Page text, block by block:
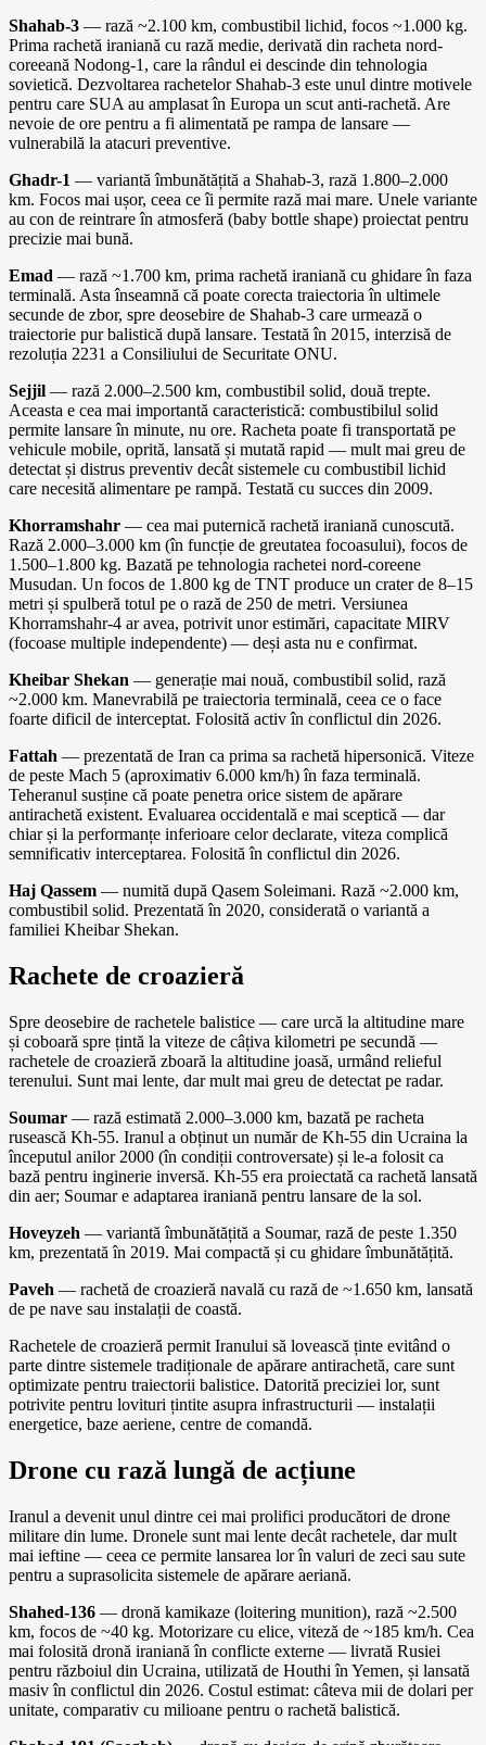
Shahab-3 — rază ~2.100 km, combustibil lichid, focos ~1.000 kg.
Prima rachetă iraniană cu rază medie, derivată din racheta nord-
coreeană Nodong-1, care la rândul ei descinde din tehnologia
sovietică. Dezvoltarea rachetelor Shahab-3 este unul dintre motivele
pentru care SUA au amplasat în Europa un scut anti-rachetă. Are
nevoie de ore pentru a fi alimentată pe rampa de lansare —
vulnerabilă la atacuri preventive.
Ghadr-1 — variantă îmbunătățită a Shahab-3, rază 1.800–2.000
km. Focos mai ușor, ceea ce îi permite rază mai mare. Unele variante
au con de reintrare în atmosferă (baby bottle shape) proiectat pentru
precizie mai bună.
Emad — rază ~1.700 km, prima rachetă iraniană cu ghidare în faza
terminală. Asta înseamnă că poate corecta traiectoria în ultimele
secunde de zbor, spre deosebire de Shahab-3 care urmează o
traiectorie pur balistică după lansare. Testată în 2015, interzisă de
rezoluția 2231 a Consiliului de Securitate ONU.
Sejjil — rază 2.000–2.500 km, combustibil solid, două trepte.
Aceasta e cea mai importantă caracteristică: combustibilul solid
permite lansare în minute, nu ore. Racheta poate fi transportată pe
vehicule mobile, oprită, lansată și mutată rapid — mult mai greu de
detectat și distrus preventiv decât sistemele cu combustibil lichid
care necesită alimentare pe rampă. Testată cu succes din 2009.
Khorramshahr — cea mai puternică rachetă iraniană cunoscută.
Rază 2.000–3.000 km (în funcție de greutatea focoasului), focos de
1.500–1.800 kg. Bazată pe tehnologia rachetei nord-coreene
Musudan. Un focos de 1.800 kg de TNT produce un crater de 8–15
metri și spulberă totul pe o rază de 250 de metri. Versiunea
Khorramshahr-4 ar avea, potrivit unor estimări, capacitate MIRV
(focoase multiple independente) — deși asta nu e confirmat.
Kheibar Shekan — generație mai nouă, combustibil solid, rază
~2.000 km. Manevrabilă pe traiectoria terminală, ceea ce o face
foarte dificil de interceptat. Folosită activ în conflictul din 2026.
Fattah — prezentată de Iran ca prima sa rachetă hipersonică. Viteze
de peste Mach 5 (aproximativ 6.000 km/h) în faza terminală.
Teheranul susține că poate penetra orice sistem de apărare
antirachetă existent. Evaluarea occidentală e mai sceptică — dar
chiar și la performanțe inferioare celor declarate, viteza complică
semnificativ interceptarea. Folosită în conflictul din 2026.
Haj Qassem — numită după Qasem Soleimani. Rază ~2.000 km,
combustibil solid. Prezentată în 2020, considerată o variantă a
familiei Kheibar Shekan.
Rachete de croazieră
Spre deosebire de rachetele balistice — care urcă la altitudine mare
și coboară spre țintă la viteze de câțiva kilometri pe secundă —
rachetele de croazieră zboară la altitudine joasă, urmând relieful
terenului. Sunt mai lente, dar mult mai greu de detectat pe radar.
Soumar — rază estimată 2.000–3.000 km, bazată pe racheta
rusească Kh-55. Iranul a obținut un număr de Kh-55 din Ucraina la
începutul anilor 2000 (în condiții controversate) și le-a folosit ca
bază pentru inginerie inversă. Kh-55 era proiectată ca rachetă lansată
din aer; Soumar e adaptarea iraniană pentru lansare de la sol.
Hoveyzeh — variantă îmbunătățită a Soumar, rază de peste 1.350
km, prezentată în 2019. Mai compactă și cu ghidare îmbunătățită.
Paveh — rachetă de croazieră navală cu rază de ~1.650 km, lansată
de pe nave sau instalații de coastă.
Rachetele de croazieră permit Iranului să lovească ținte evitând o
parte dintre sistemele tradiționale de apărare antirachetă, care sunt
optimizate pentru traiectorii balistice. Datorită preciziei lor, sunt
potrivite pentru lovituri țintite asupra infrastructurii — instalații
energetice, baze aeriene, centre de comandă.
Drone cu rază lungă de acțiune
Iranul a devenit unul dintre cei mai prolifici producători de drone
militare din lume. Dronele sunt mai lente decât rachetele, dar mult
mai ieftine — ceea ce permite lansarea lor în valuri de zeci sau sute
pentru a suprasolicita sistemele de apărare aeriană.
Shahed-136 — dronă kamikaze (loitering munition), rază ~2.500
km, focos de ~40 kg. Motorizare cu elice, viteză de ~185 km/h. Cea
mai folosită dronă iraniană în conflicte externe — livrată Rusiei
pentru războiul din Ucraina, utilizată de Houthi în Yemen, și lansată
masiv în conflictul din 2026. Costul estimat: câteva mii de dolari per
unitate, comparativ cu milioane pentru o rachetă balistică.